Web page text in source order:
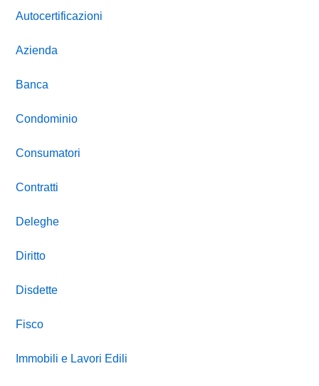
Autocertificazioni
Azienda
Banca
Condominio
Consumatori
Contratti
Deleghe
Diritto
Disdette
Fisco
Immobili e Lavori Edili